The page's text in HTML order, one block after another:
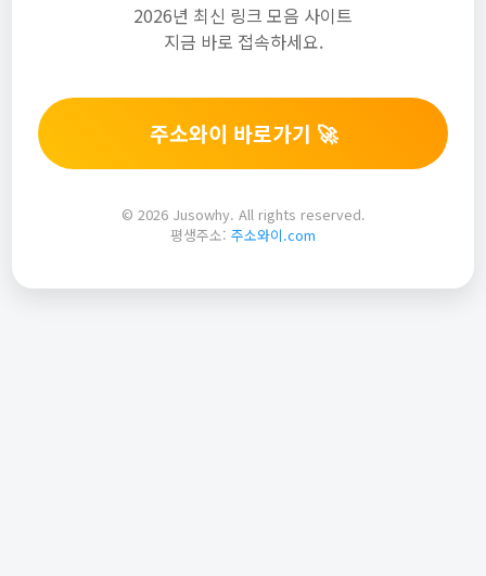
2026년 최신 링크 모음 사이트
지금 바로 접속하세요.
주소와이 바로가기 🚀
© 2026 Jusowhy. All rights reserved.
평생주소: 주소와이.com